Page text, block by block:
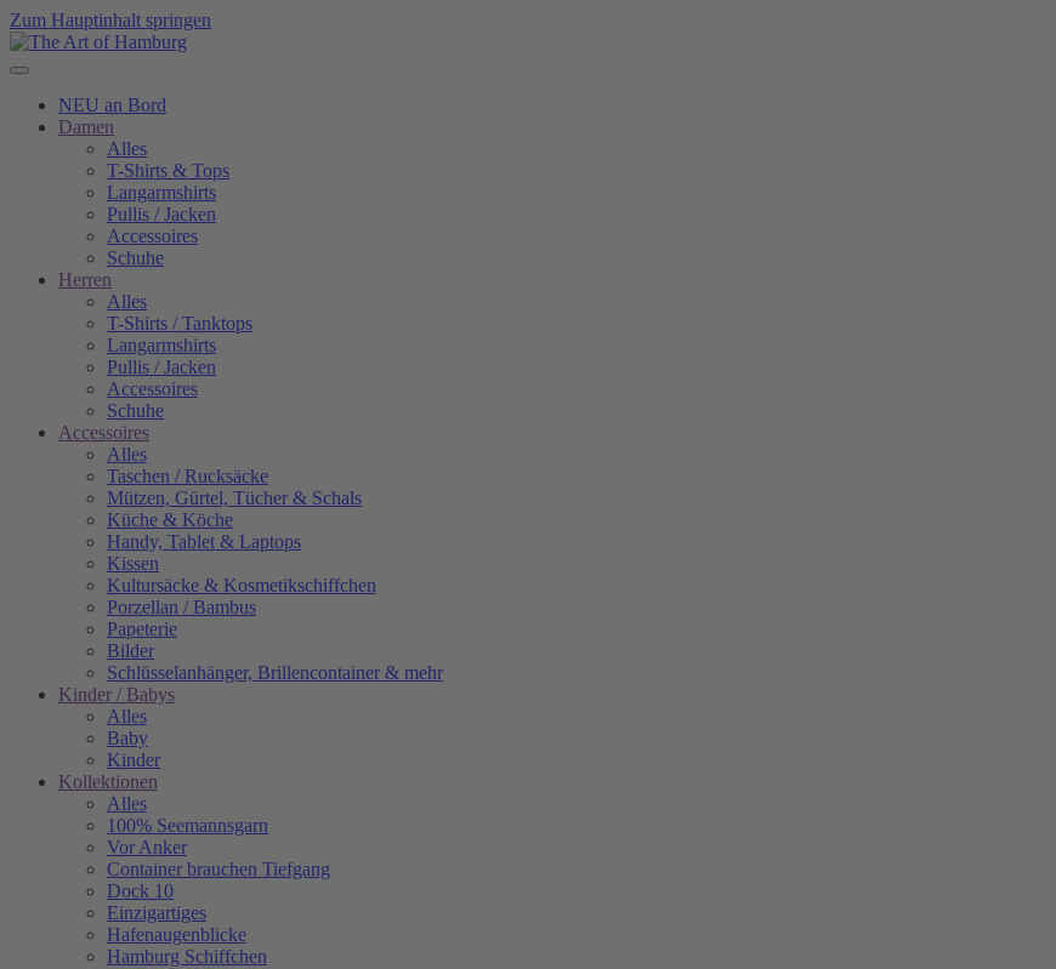
Zum Hauptinhalt springen
NEU an Bord
Damen
Alles
T-Shirts & Tops
Langarmshirts
Pullis / Jacken
Accessoires
Schuhe
Herren
Alles
T-Shirts / Tanktops
Langarmshirts
Pullis / Jacken
Accessoires
Schuhe
Accessoires
Alles
Taschen / Rucksäcke
Mützen, Gürtel, Tücher & Schals
Küche & Köche
Handy, Tablet & Laptops
Kissen
Kultursäcke & Kosmetikschiffchen
Porzellan / Bambus
Papeterie
Bilder
Schlüsselanhänger, Brillencontainer & mehr
Kinder / Babys
Alles
Baby
Kinder
Kollektionen
Alles
100% Seemannsgarn
Vor Anker
Container brauchen Tiefgang
Dock 10
Einzigartiges
Hafenaugen­blicke
Hamburg Schiffchen